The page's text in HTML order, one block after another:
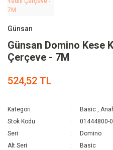
Günsan
Günsan Domino Kese
Çerçeve - 7M
524,52 TL
Kategori Basic ,
Stok Kodu
01444800-
Seri
Domino
Alt Seri
Basic